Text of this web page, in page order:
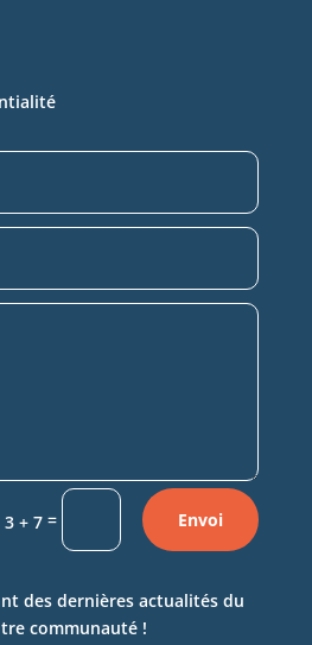
3 + 7 = Envoi
des dernières actualités du
communauté !